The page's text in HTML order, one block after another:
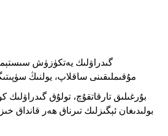
گىدراۋلىك يەتكۈزۈش
مۇقىملىقىنى ساقلاپ، يولنىڭ
بۇرغىلىق تارقاتقۇچ، تولۇق
بولىدىغان ئېگىزلىك تىرناق ھەر قانداق